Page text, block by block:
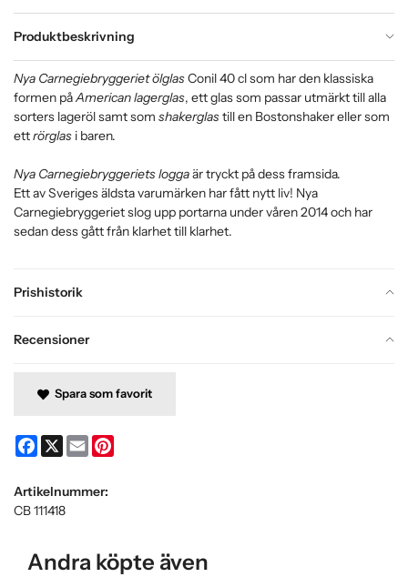
Produktbeskrivning
Prishistorik
Recensioner
Nya Carnegiebryggeriet ölglasConil 40 cl som har den klassiska
formen påAmerican lagerglas, ett glas som passar utmärkt till alla
sorters lageröl samt som shakerglastill en Bostonshaker eller som
ettrörglas i baren.
Nya Carnegiebryggeriets loggaär tryckt på dess framsida.
Ett av Sveriges äldsta varumärken har fått nytt liv! Nya
Carnegiebryggeriet slog upp portarna under våren 2014 och har
sedan dess gått från klarhet till klarhet.
Spara som favorit
Facebook
X Email
Artikelnummer:
CB 111418
Andra köpte även